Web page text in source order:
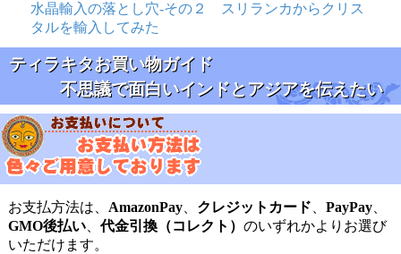
水晶輸入の落とし穴-その２ スリランカからクリス
タルを輸入してみた
ティラキタお買い物ガイド
不思議で面白いインドとアジアを伝えたい
お支払方法は、 AmazonPay、 クレジットカード PayPay、
GMO後払い、代金引換（コレクト） のいずれかよりお選び
いただけます。